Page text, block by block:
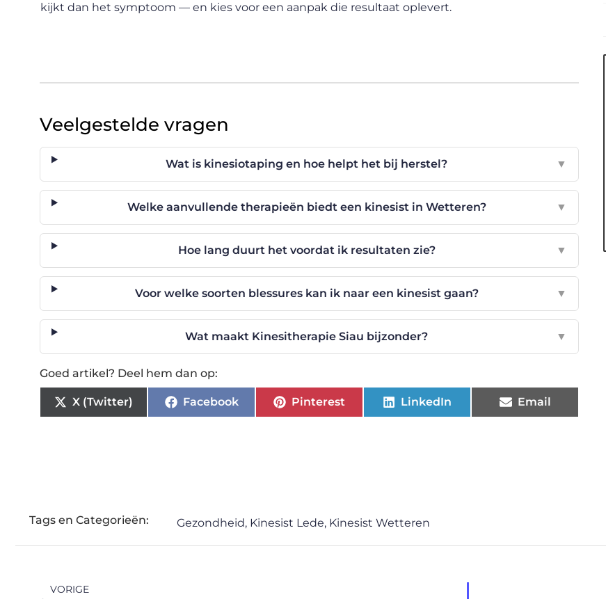
kijkt dan het symptoom — en kies voor een aanpak die resultaat oplevert.
Veelgestelde vragen
Wat is kinesiotaping en hoe helpt het bij herstel? ▼
Welke aanvullende therapieën biedt een kinesist in Wetteren? ▼
Hoe lang duurt het voordat ik resultaten zie? ▼
Voor welke soorten blessures kan ik naar een kinesist gaan? ▼
Wat maakt Kinesitherapie Siau bijzonder? ▼
Goed artikel? Deel hem dan op:
X (Twitter) Facebook Pinterest LinkedIn Email
Tags en Categorieën: Gezondheid, Kinesist Lede, Kinesist Wetteren
VORIGE